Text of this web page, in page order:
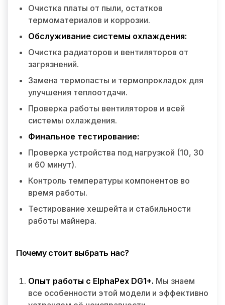
Очистка платы от пыли, остатков
термоматериалов и коррозии.
Обслуживание системы охлаждения:
Очистка радиаторов и вентиляторов от
загрязнений.
Замена термопасты и термопрокладок для
улучшения теплоотдачи.
Проверка работы вентиляторов и всей
системы охлаждения.
Финальное тестирование:
Проверка устройства под нагрузкой (10, 30
и 60 минут).
Контроль температуры компонентов во
время работы.
Тестирование хешрейта и стабильности
работы майнера.
Почему стоит выбрать нас?
Опыт работы с ElphaPex DG1+. Мы знаем
все особенности этой модели и эффективно